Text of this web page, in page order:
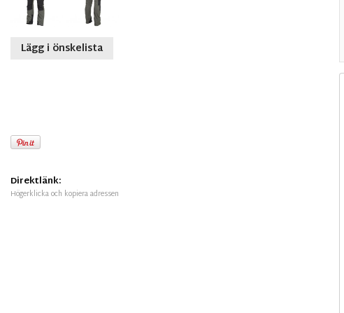
Lägg i önskelista
Direktlänk:
Högerklicka och kopiera adressen